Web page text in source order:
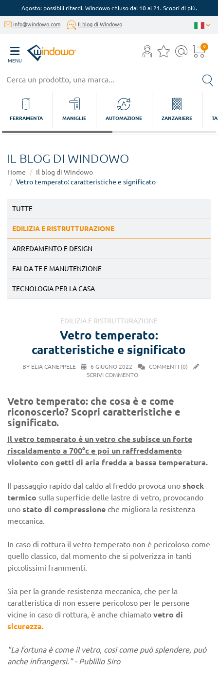
Agosto: possibili ritardi. Windowo chiuso dal 10 al 21. Scopri di più.
info@windowo.com Il blog di Windowo
MENU
0
FERRAMENTA MANIGLIE AUTOMAZIONE ZANZARIERE
IL BLOG DI WINDOWO
Home
Il blog di Windowo
Vetro temperato: caratteristiche e significato
TUTTE
EDILIZIA E RISTRUTTURAZIONE
ARREDAMENTO E DESIGN
FAI-DA-TE E MANUTENZIONE
TECNOLOGIA PER LA CASA
EDILIZIA E RISTRUTTURAZIONE
Vetro temperato:
caratteristiche e significato
BY ELIA CANEPPELE 6 GIUGNO 2022
COMMENTI (0)
SCRIVI COMMENTO
Vetro temperato: che cosa è e come
riconoscerlo? Scopri caratteristiche e
significato.
Il vetro temperato è un vetro che subisce un forte
riscaldamento a 700°c e poi un raffreddamento
violento con getti di aria fredda a bassa temperatura.
Il passaggio rapido dal caldo al freddo provoca uno shock
termico sulla superficie delle lastre di vetro, provocando
uno stato di compressione che migliora la resistenza
meccanica.
In caso di rottura il vetro temperato non è pericoloso come
quello classico, dal momento che si polverizza in tanti
piccolissimi frammenti.
Sia per la grande resistenza meccanica, che per la
caratteristica di non essere pericoloso per le persone
vicine in caso di rottura, è anche chiamato vetro di
sicurezza.
"La fortuna è come il vetro, così come può splendere, può
anche infrangersi." - Publilio Siro